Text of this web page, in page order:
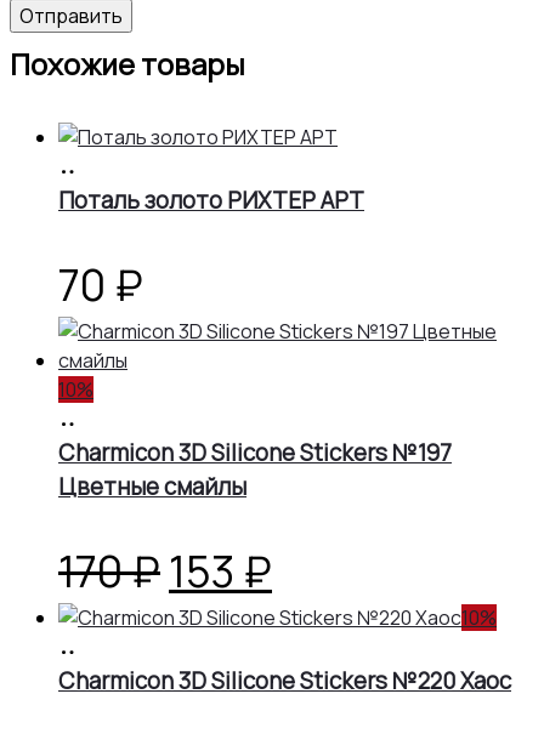
Похожие товары
корзину
Поталь золото РИХТЕР АРТ
70 ₽
10%
корзину
Charmicon 3D Silicone Stickers №197
Цветные смайлы
170₽Первоначальная
цена
составляла
153 ₽
цена:
153 ₽.
10%
корзину
Charmicon 3D Silicone Stickers №220 Хаос